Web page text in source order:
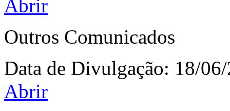
Abrir
Outros Comunicados
Data de Divulgação: 18/
Abrir